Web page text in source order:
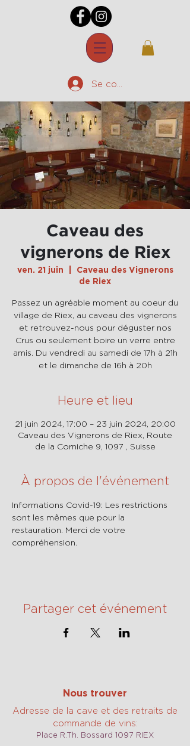
Se connecter
Caveau des
vignerons de Riex
ven. 21 juin
Caveau des Vignerons
de Riex
Passez un agréable moment au coeur du
village de Riex, au caveau des vignerons
et retrouvez-nous pour déguster nos
Crus ou seulement boire un verre entre
amis. Du vendredi au samedi de 17h à 21h
et le dimanche de 16h à 20h
Heure et lieu
21 juin 2024, 17:00 – 23 juin 2024, 20:00
Caveau des Vignerons de Riex, Route
de la Corniche 9, 1097 , Suisse
À propos de l'événement
Informations Covid-19: Les restrictions
sont les mêmes que pour la
restauration. Merci de votre
compréhension.
Partager cet événement
Nous trouver
Adresse de la cave et des retraits de
commande de vins:
Place R.Th. Bossard 1097 RIEX